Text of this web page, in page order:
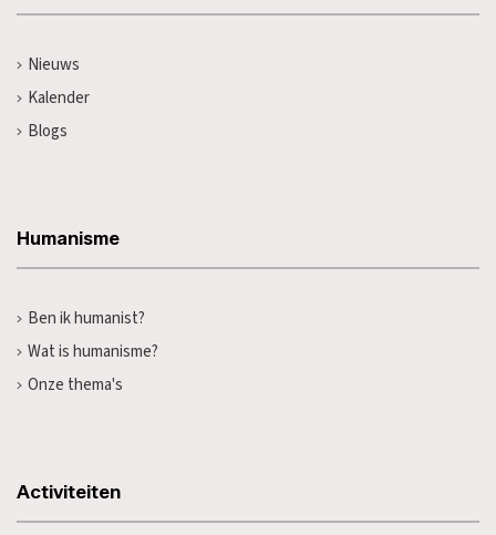
Nieuws
Kalender
Blogs
Humanisme
Ben ik humanist?
Wat is humanisme?
Onze thema's
Activiteiten